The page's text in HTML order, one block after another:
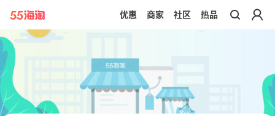
带你去官网买正品
优惠 商家 社区 热品